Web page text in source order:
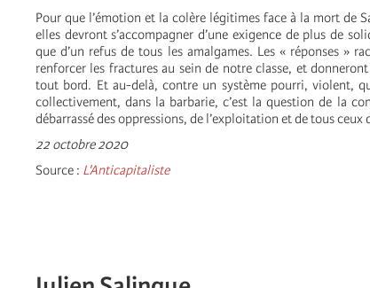
Pour que l’émotion et la colère légitimes face à la mort de
elles devront s’accompagner d’une exigence de plus de
que d’un refus de tous les amalgames. Les « réponses »
renforcer les fractures au sein de notre classe, et
tout bord. Et au-delà, contre un système pourri, violent,
collectivement, dans la barbarie, c’est la question de la
débarrassé des oppressions, de l’exploitation et de tous ceux
22 octobre 2020
Source : L'Anticapitaliste